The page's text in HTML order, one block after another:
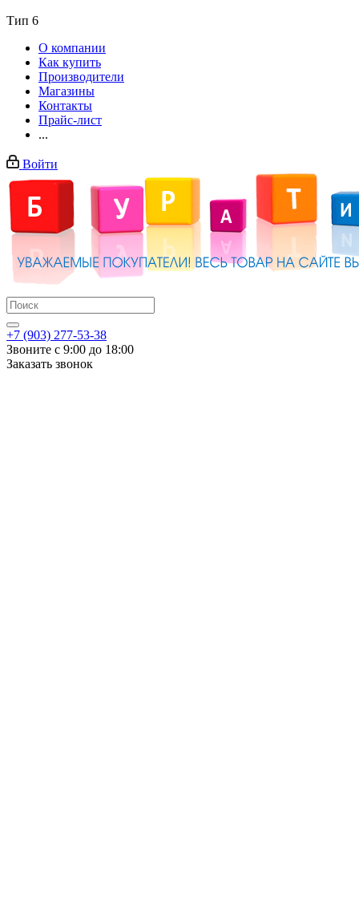
Тип 6
О компании
Как купить
Производители
Магазины
Контакты
Прайс-лист
...
Войти
+7 (903) 277-53-38
Звоните с 9:00 до 18:00
Заказать звонок